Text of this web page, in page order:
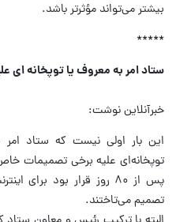
بیشتر می‌تواند مؤثرتر باشد.
*****
ستاد امر به معروف یا توپخانه ای
خبرآنلاین نوشت:
این بار اولی نیست که ستاد
توپخانه‌ای علیه برخی تصمیمات
پس از ۸۰ روز قرار بود
تصمیم می‌تاختند.